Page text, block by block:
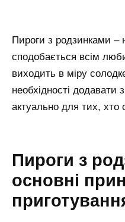
Пироги з родзинками –
сподобається всім
виходить в міру
необхідності
актуально для тих, хто
Пироги з
основні